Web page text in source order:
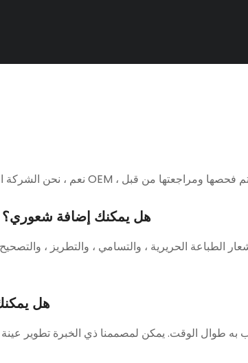
هل يمكنك إضافة
الحريرية ، والتسامي ، والتطريز ،
هل